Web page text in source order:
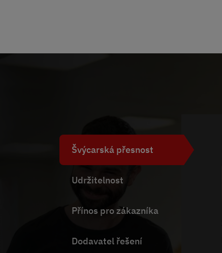
Švýcarská přesnost
Udržitelnost
Přínos pro zákazníka
Dodavatel řešení